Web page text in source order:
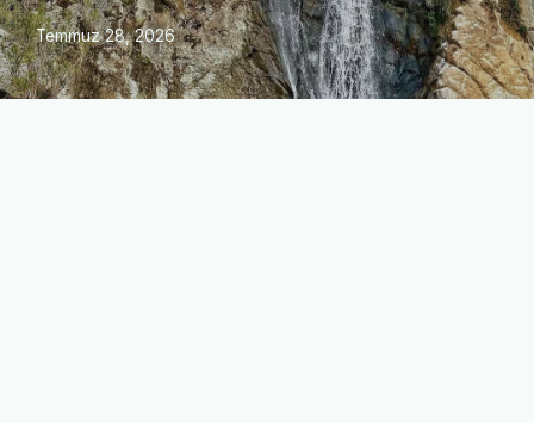
Temmuz 28, 2026